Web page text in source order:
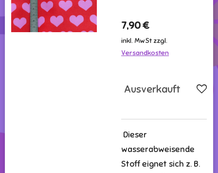
7,90 €
inkl. MwSt zzgl.
Versandkosten
Ausverkauft
Dieser
wasserabweisende
Stoff eignet sich z. B.